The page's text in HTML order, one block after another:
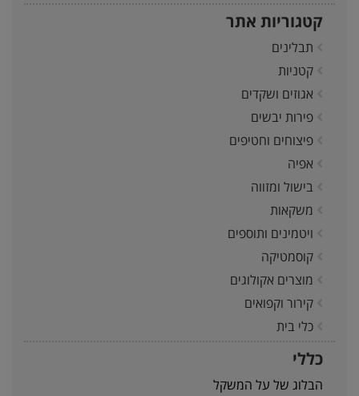
קטגוריות אתר
תבלינים
קטניות
אגוזים ושקדים
פירות יבשים
פיצוחים וחטיפים
אפיה
בישול ומזווה
משקאות
ויטמינים ותוספים
קוסמטיקה
מוצרים אקולוגים
קירור וקפואים
כלי בית
כללי
הבלוג של על המשקל